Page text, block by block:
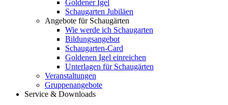
Goldener Igel
Schaugarten Jubiläen
Angebote für Schaugärten
Wie werde ich Schaugarten
Bildungsangebot
Schaugarten-Card
Goldenen Igel einreichen
Unterlagen für Schaugärten
Veranstaltungen
Gruppenangebote
Service & Downloads